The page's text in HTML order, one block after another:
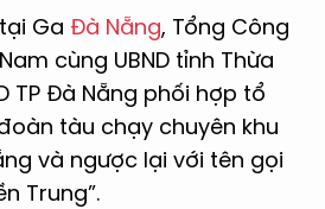
Ga Đà Nẵng, Tổng Công
cùng UBND tỉnh Thừa
TP Đà Nẵng phối hợp tổ
tàu chạy chuyên khu
và ngược lại với tên gọi
Trung”.